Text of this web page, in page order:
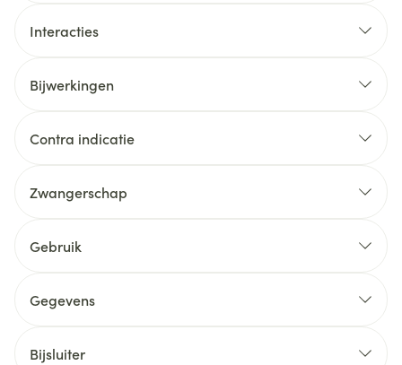
Interacties
Bijwerkingen
Contra indicatie
Zwangerschap
Gebruik
Gegevens
Bijsluiter